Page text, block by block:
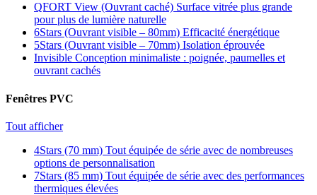
QFORT View (Ouvrant caché) Surface vitrée plus grande
pour plus de lumière naturelle
6Stars (Ouvrant visible – 80mm) Efficacité énergétique
5Stars (Ouvrant visible – 70mm) Isolation éprouvée
Invisible Conception minimaliste : poignée, paumelles et
ouvrant cachés
Fenêtres PVC
Tout afficher
4Stars (70 mm) Tout équipée de série avec de nombreuses
options de personnalisation
7Stars (85 mm) Tout équipée de série avec des performances
thermiques élevées